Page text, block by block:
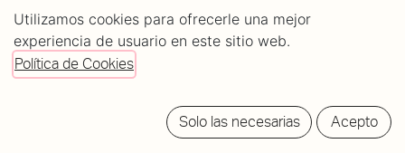
Utilizamos cookies para ofrecerle una mejor
experiencia de usuario en este sitio web.
Política de Cookies
Solo las necesarias Acepto